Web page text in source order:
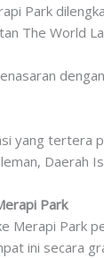
Park
The World
yang tertera
Daerah
Park
Merapi Park
ini secara